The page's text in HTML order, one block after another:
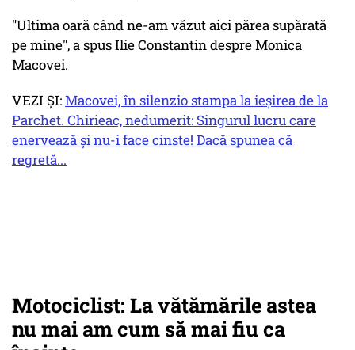
"Ultima oară când ne-am văzut aici părea supărată
pe mine", a spus Ilie Constantin despre Monica
Macovei.
VEZI ȘI:Macovei, în silenzio stampa la ieşirea de la
Parchet. Chirieac, nedumerit: Singurul lucru care
enervează şi nu-i face cinste! Dacă spunea că
regretă...
Motociclist: La vătămările astea
nu mai am cum să mai fiu ca